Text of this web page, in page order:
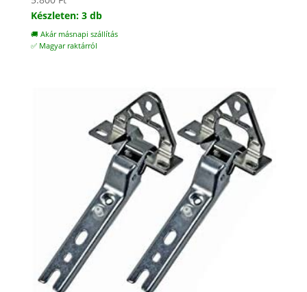
Készleten: 3 db
🚚 Akár másnapi szállítás
✅ Magyar raktárról